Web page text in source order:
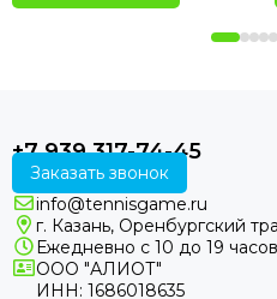
+7 939 317-74-45
Заказать звонок
info@tennisgame.ru
г. Казань, Оренбургский
Ежедневно с 10 до 19 часов
ООО "АЛИОТ"
ИНН: 1686018635